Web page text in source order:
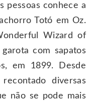
pessoas conhece a
Totó em Oz.
Wizard of
com sapatos
em 1899. Desde
diversas
não se pode mais